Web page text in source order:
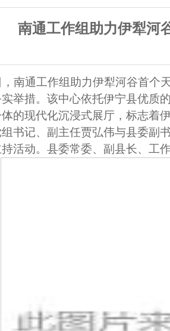
南通工作组助力伊犁河
，南通工作组助力伊犁河谷首个
举措。该中心依托伊宁县优质
的现代化沉浸式展厅，标志着
书记、副主任贾弘伟与县委副
活动。 县委常委、副县长、 工